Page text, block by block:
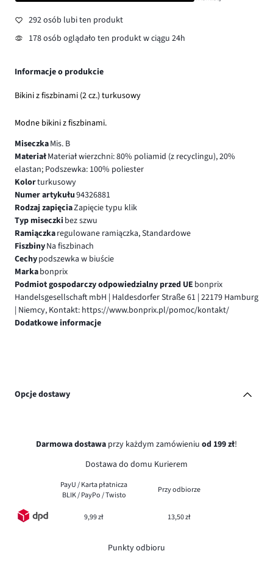
292 osób lubi ten produkt
178 osób oglądało ten produkt w ciągu 24h
Informacje o produkcie
Bikini z fiszbinami (2 cz.) turkusowy
Modne bikini z fiszbinami.
MiseczkaMis. B
MateriałMateriał wierzchni: 80% poliamid (z recyclingu), 20%
elastan; Podszewka: 100% poliester
Kolorturkusowy
Numer artykułu94326881
Rodzaj zapięciaZapięcie typu klik
Typ miseczki bez szwu
Ramiączkaregulowane ramiączka, Standardowe
FiszbinyNa fiszbinach
Cechypodszewka w biuście
Markabonprix
Podmiot gospodarczy odpowiedzialny przed UE bonprix
Handelsgesellschaft mbH | Haldesdorfer Straße 61 | 22179 Hamburg
| Niemcy, Kontakt: https://www.bonprix.pl/pomoc/kontakt/
Dodatkowe informacje
Opcje dostawy
Darmowa dostawa przy każdym zamówieniu od 199 zł!
Dostawa do domu Kurierem
PayU / Karta płatnicza
BLIK / PayPo / Twisto
Przy odbiorze
9,99 zł 13,50 zł
Punkty odbioru